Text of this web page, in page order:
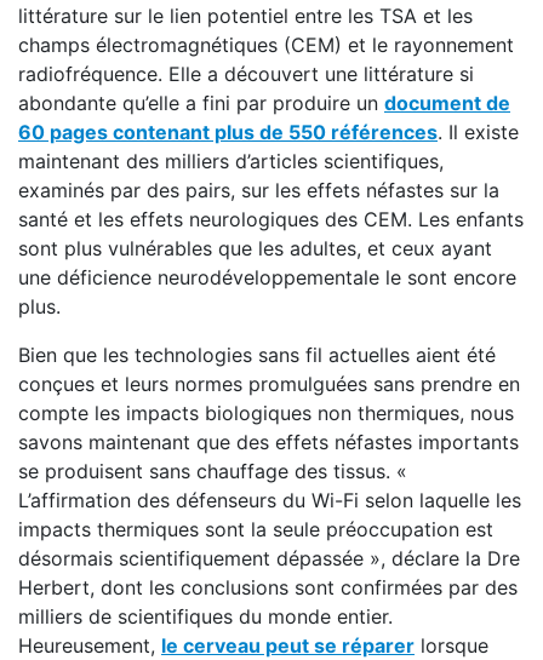
littérature sur le lien potentiel entre les TSA et les
champs électromagnétiques (CEM) et le rayonnement
radiofréquence. Elle a découvert une littérature si
abondante qu’elle a fini par produire un document de
60 pages contenant plus de 550 références. Il existe
maintenant des milliers d’articles scientifiques,
examinés par des pairs, sur les effets néfastes sur la
santé et les effets neurologiques des CEM. Les enfants
sont plus vulnérables que les adultes, et ceux ayant
une déficience neurodéveloppementale le sont encore
plus.
Bien que les technologies sans fil actuelles aient été
conçues et leurs normes promulguées sans prendre en
compte les impacts biologiques non thermiques, nous
savons maintenant que des effets néfastes importants
se produisent sans chauffage des tissus. «
L’affirmation des défenseurs du Wi-Fi selon laquelle les
impacts thermiques sont la seule préoccupation est
désormais scientifiquement dépassée », déclare la Dre
Herbert, dont les conclusions sont confirmées par des
milliers de scientifiques du monde entier.
Heureusement, le cerveau peut se réparer lorsque